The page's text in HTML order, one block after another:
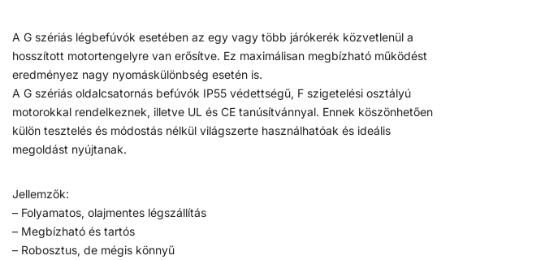
A G szériás légbefúvók esetében az egy vagy több járókerék közvetlenül a
hosszított motortengelyre van erősítve. Ez maximálisan megbízható működést
eredményez nagy nyomáskülönbség esetén is.
A G szériás oldalcsatornás befúvók IP55 védettségű, F szigetelési osztályú
motorokkal rendelkeznek, illetve UL és CE tanúsítvánnyal. Ennek köszönhetően
külön tesztelés és módostás nélkül világszerte használhatóak és ideális
megoldást nyújtanak.
Jellemzők:
– Folyamatos, olajmentes légszállítás
– Megbízható és tartós
– Robosztus, de mégis könnyű